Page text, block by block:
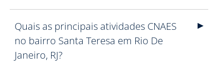
Quais as principais atividades CNAES
no bairro Santa Teresa em Rio De
Janeiro, RJ?